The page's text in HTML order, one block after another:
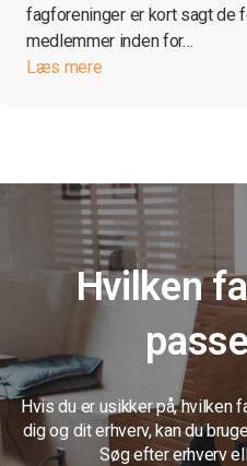
fagforeninger er kort sagt de
medlemmer inden for…
Læs mere
Hvilken
Hvis du er usikker på, hvilken
dig og dit erhverv, kan du
Søg efter erhverv